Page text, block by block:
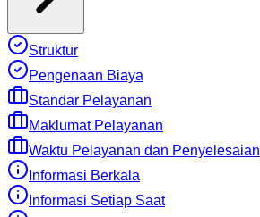
Struktur
Pengenaan Biaya
Standar Pelayanan
Maklumat Pelayanan
Waktu Pelayanan dan Penyelesaian
Informasi Berkala
Informasi Setiap Saat